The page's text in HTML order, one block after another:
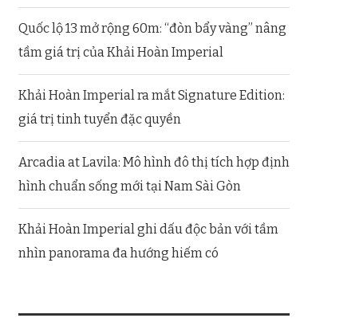
Quốc lộ 13 mở rộng 60m: “đòn bẩy vàng” nâng
tầm giá trị của Khải Hoàn Imperial
Khải Hoàn Imperial ra mắt Signature Edition:
giá trị tinh tuyển đặc quyền
Arcadia at Lavila: Mô hình đô thị tích hợp định
hình chuẩn sống mới tại Nam Sài Gòn
Khải Hoàn Imperial ghi dấu độc bản với tầm
nhìn panorama đa hướng hiếm có